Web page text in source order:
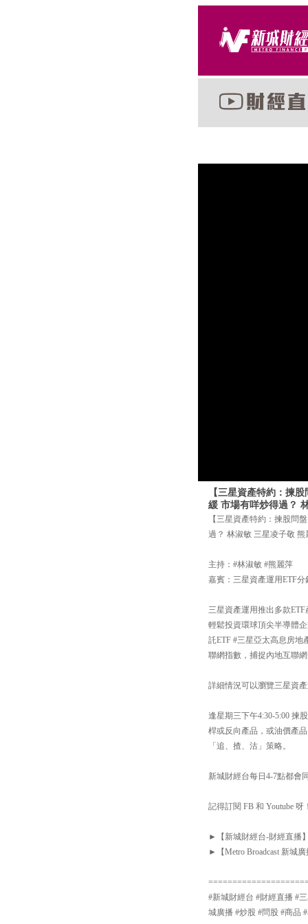
【三星資產特約：揀
緩 市場有咩炒得過？
【三星資產特約：揀股問
過？ 林淑敏 三星凌子敬 熊
主持：#林淑敏 #熊麗萍
嘉賓：三星資產運用ETF
三星資產運用推出多款
輕鬆投資環球頂尖半導體
託ETF #三星亞太高息房地
聯網指數，捕捉內地互聯
詳細情況可以瀏覽三星資產
逢星期三下午4:30-5:00 揀
桿或反向產品，或油價產
「追、揸、沽」策略。
新城財經台每日4-7點都會
記得訂閱 FB 和 Youtube 呀
►【新城財經台-財經直播】
►【Metro Broadcast 新城廣
#新城財經台 #財經直播 #三
城廣播 #炒股 #問股 #商品